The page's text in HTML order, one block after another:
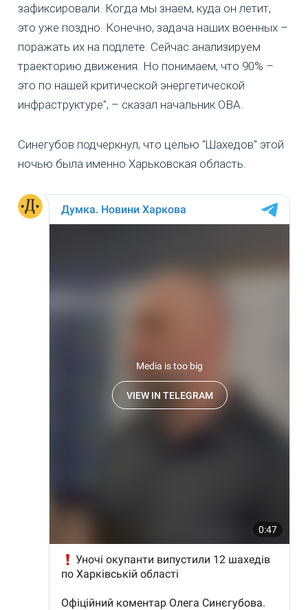
зафиксировали. Когда мы знаем, куда он летит,
это уже поздно. Конечно, задача наших военных –
поражать их на подлете. Сейчас анализируем
траекторию движения. Но понимаем, что 90% –
это по нашей критической энергетической
инфраструктуре", – сказал начальник ОВА.
Синегубов подчеркнул, что целью "Шахедов" этой
ночью была именно Харьковская область.